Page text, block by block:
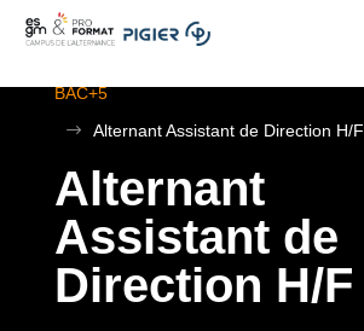
BAC+5
$
Alternant Assistant de Direction H/F
Alternant
Assistant de
Direction H/F